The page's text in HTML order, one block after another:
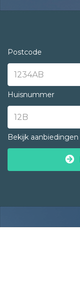
Postcode
Huisnummer
Bekijk aanbiedingen